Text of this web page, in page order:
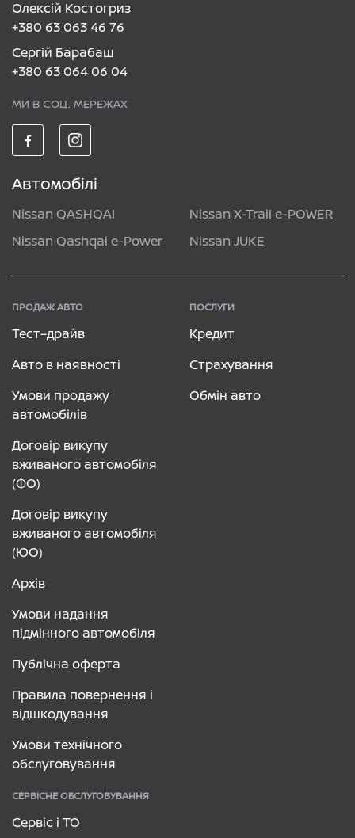
Олексій Костогриз
+380 63 063 46 76
Сергій Барабаш
+380 63 064 06 04
МИ В СОЦ. МЕРЕЖАХ
Автомобілі
Nissan QASHQAI
Nissan X-Trail e-POWER
Nissan Qashqai e-Power
Nissan JUKE
ПРОДАЖ АВТО
Тест–драйв
Авто в наявності
Умови продажу
автомобілів
Договір викупу
вживаного автомобіля
(ФО)
Договір викупу
вживаного автомобіля
(ЮО)
Архів
Умови надання
підмінного автомобіля
Публічна оферта
Правила повернення і
відшкодування
Умови технічного
обслуговування
ПОСЛУГИ
Кредит
Страхування
Обмін авто
СЕРВІСНЕ ОБСЛУГОВУВАННЯ
Сервіс і ТО